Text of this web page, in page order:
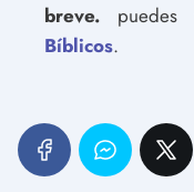
breve. puedes
Bíblicos.